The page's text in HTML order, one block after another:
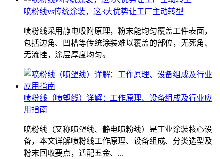
喷粉线vs传统涂装，这3大优势让工厂主动转型
喷粉线采用静电吸附原理，粉末能均匀覆盖工件表面，
包括边角、凹槽等传统涂装难以覆盖的部位，无死角、
无流挂，涂层厚度均匀。
喷粉线（喷塑线）详解：工作原理、设备组成及行业应
用指南
喷粉线（又称喷塑线、静电喷粉线）是工业涂装核心设
备，本文详解喷粉线工作原理、设备组成、分类选型及
粉末回收要点，适配五金、...